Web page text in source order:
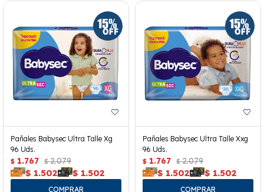
Pañales Babysec Ultra Talle Xg
96 Uds.
$ 1.767 $ 2.079
$ 1.502 $ 1.502
Pañales Babysec Ultra Talle Xxg
96 Uds.
$ 1.767 $ 2.079
$ 1.502 $ 1.502